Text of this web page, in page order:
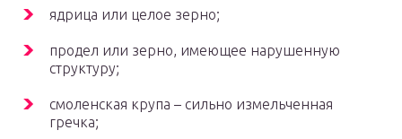
ядрица или целое зерно;
продел или зерно, имеющее нарушенную
структуру;
смоленская крупа – сильно измельченная
гречка;